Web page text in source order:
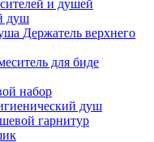
и душей
душ
Держатель верхнего
для биде
набор
душ
гарнитур